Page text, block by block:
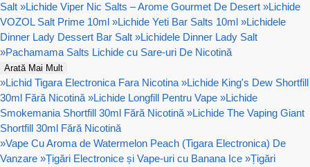
Salt »Lichide Viper Nic Salts – Arome Gourmet De Desert »Lichide
VOZOL Salt Prime 10ml »Lichide Yeti Bar Salts 10ml »Lichidele
Dinner Lady Dessert Bar Salt »Lichidele Dinner Lady Salt
»Pachamama Salts Lichide cu Sare-uri De Nicotină
Arată Mai Mult
»Lichid Tigara Electronica Fara Nicotina »Lichide King's Dew Shortfill
30ml Fără Nicotină »Lichide Longfill Pentru Vape »Lichide
Smokemania Shortfill 30ml Fără Nicotină »Lichide The Vaping Giant
Shortfill 30ml Fără Nicotină
»Vape Cu Aroma de Watermelon Peach (Tigara Electronica) De
Vanzare »Țigări Electronice și Vape-uri cu Banana Ice »Țigări